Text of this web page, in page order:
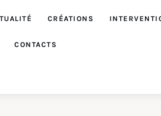
CRÉATIONS
CONTACTS